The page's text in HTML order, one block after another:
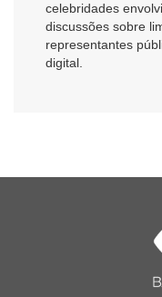
celebridades
discussões sobre
representantes
digital.